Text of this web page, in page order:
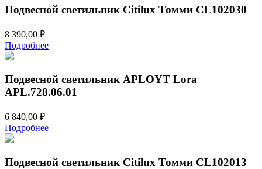
660,00 ₽.
Подвесной светильник Citilux Томми CL102030
8 390,00 ₽
Подробнее
Подвесной светильник APLOYT Lora
APL.728.06.01
6 840,00 ₽
Подробнее
Подвесной светильник Citilux Томми CL102013